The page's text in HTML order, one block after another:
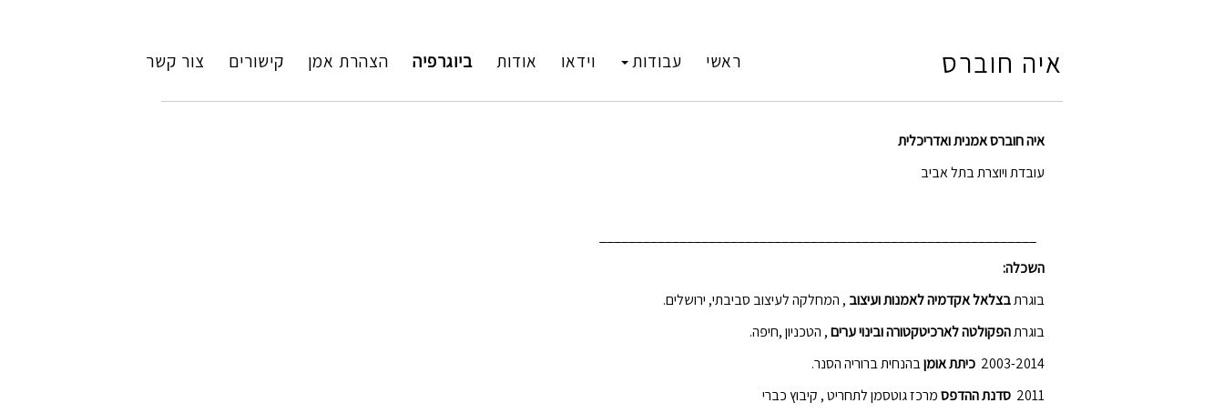
איה חוברס ראשי עבודות וידאו אודות ביוגרפיה הצהרת אמן קישורים צור קשר
איה חוברס אמנית ואדריכלית
עובדת ויוצרת בתל אביב
השכלה:
בוגרתבצלאל אקדמיה לאמנות ועיצוב , המחלקה לעיצוב סביבתי, ירושלים.
בוגרתהפקולטה לארכיטקטורה ובינוי ערים, הטכניון ,חיפה.
2003-2014 כיתת אומןבהנחית ברוריה הסנר.
2011 סדנת ההדפסמרכז גוטסמן לתחריט , קיבוץ כברי